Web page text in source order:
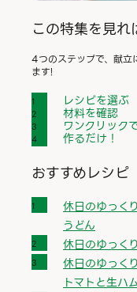
この特集を見れ
4つのステップで、献立
ます!
レシピを選ぶ
材料を確認
ワンクリック
作るだけ！
おすすめレシピ
休日のゆっく
うどん
休日のゆっく
休日のゆっく
トマトと生ハ